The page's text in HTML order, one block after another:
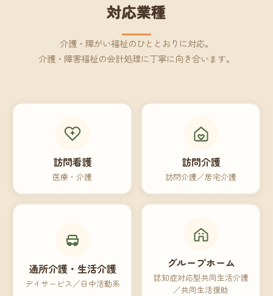
対応業種
介護・障がい福祉のひととおりに対応。
介護・障害福祉の会計処理に丁寧に向き合います。
訪問看護
医療・介護
訪問介護
訪問介護／居宅介護
通所介護・生活介護
デイサービス／日中活動系
グループホーム
認知症対応型共同生活介護
／共同生活援助